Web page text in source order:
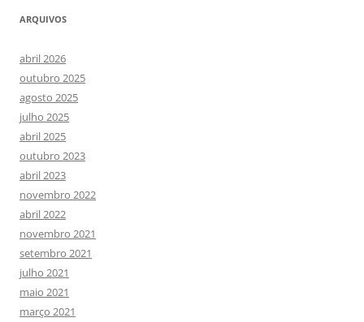
ARQUIVOS
abril 2026
outubro 2025
agosto 2025
julho 2025
abril 2025
outubro 2023
abril 2023
novembro 2022
abril 2022
novembro 2021
setembro 2021
julho 2021
maio 2021
março 2021